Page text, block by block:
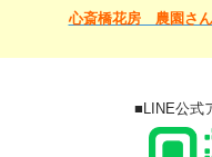
心斎橋花房 農園さん
■LINE公式